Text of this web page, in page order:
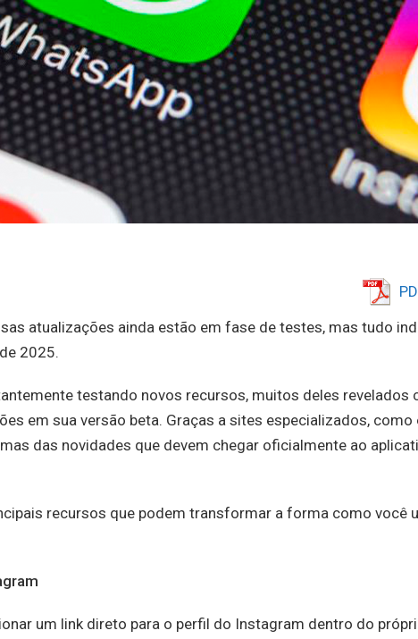
atualizações ainda estão em fase de testes, mas tudo
2025.
testando novos recursos, muitos deles revelados
em sua versão beta. Graças a sites especializados, como
das novidades que devem chegar oficialmente ao
recursos que podem transformar a forma como você
um link direto para o perfil do Instagram dentro do